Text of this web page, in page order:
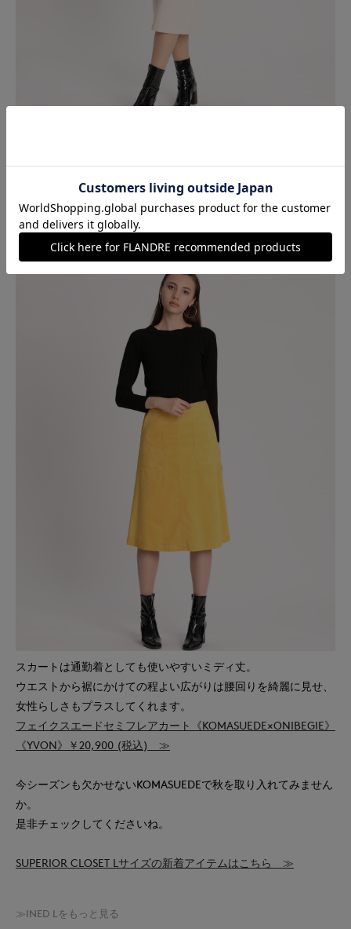
フェイクスエードCPOシャツ《KOMASUEDE×ONIBEGIE》
￥19,800 (税込) ≫
スカートは通勤着としても使いやすいミディ丈。
ウエストから裾にかけての程よい広がりは腰回りを綺麗に見せ、
女性らしさもプラスしてくれます。
フェイクスエードセミフレアカート《KOMASUEDE×ONIBEGIE》
《YVON》￥20,900 (税込) ≫
今シーズンも欠かせないKOMASUEDEで秋を取り入れてみません
か。
是非チェックしてくださいね。
SUPERIOR CLOSET Lサイズの新着アイテムはこちら ≫
≫INED Lをもっと見る